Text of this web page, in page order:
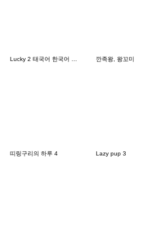
깐족왕, 왕꼬미
띠링구리의 하루 4 Lazy pup 3